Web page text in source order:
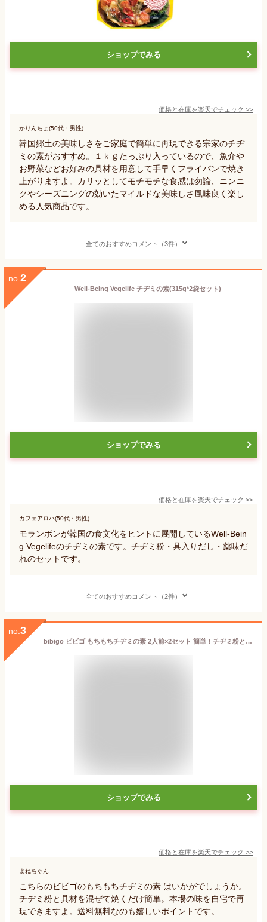
ショップでみる
価格と在庫を楽天でチェック >>
かりんちょ(50代・男性)
韓国郷土の美味しさをご家庭で簡単に再現できる宗家のチヂ
ミの素がおすすめ。１ｋｇたっぷり入っているので、魚介や
お野菜などお好みの具材を用意して手早くフライパンで焼き
上がりますよ。カリッとしてモチモチな食感は勿論、ニンニ
クやシーズニングの効いたマイルドな美味しさ風味良く楽し
める人気商品です。
全てのおすすめコメント（3件）
no. 2
Well-Being Vegelife チヂミの素(315g*2袋セット)
ショップでみる
価格と在庫を楽天でチェック >>
カフェアロハ(50代・男性)
モランボンが韓国の食文化をヒントに展開しているWell-Bein
g Vegelifeのチヂミの素です。チヂミ粉・具入りだし・薬味だ
れのセットです。
全てのおすすめコメント（2件）
no. 3
bibigo ビビゴ もちもちチヂミの素 2人前×2セット 簡単！チヂミ粉と具材を混ぜて焼くだけ！★嬉しい送料無料★[7]
ショップでみる
価格と在庫を楽天でチェック >>
よねちゃん
こちらのビビゴのもちもちチヂミの素 はいかがでしょうか。
チヂミ粉と具材を混ぜて焼くだけ簡単。本場の味を自宅で再
現できますよ。送料無料なのも嬉しいポイントです。